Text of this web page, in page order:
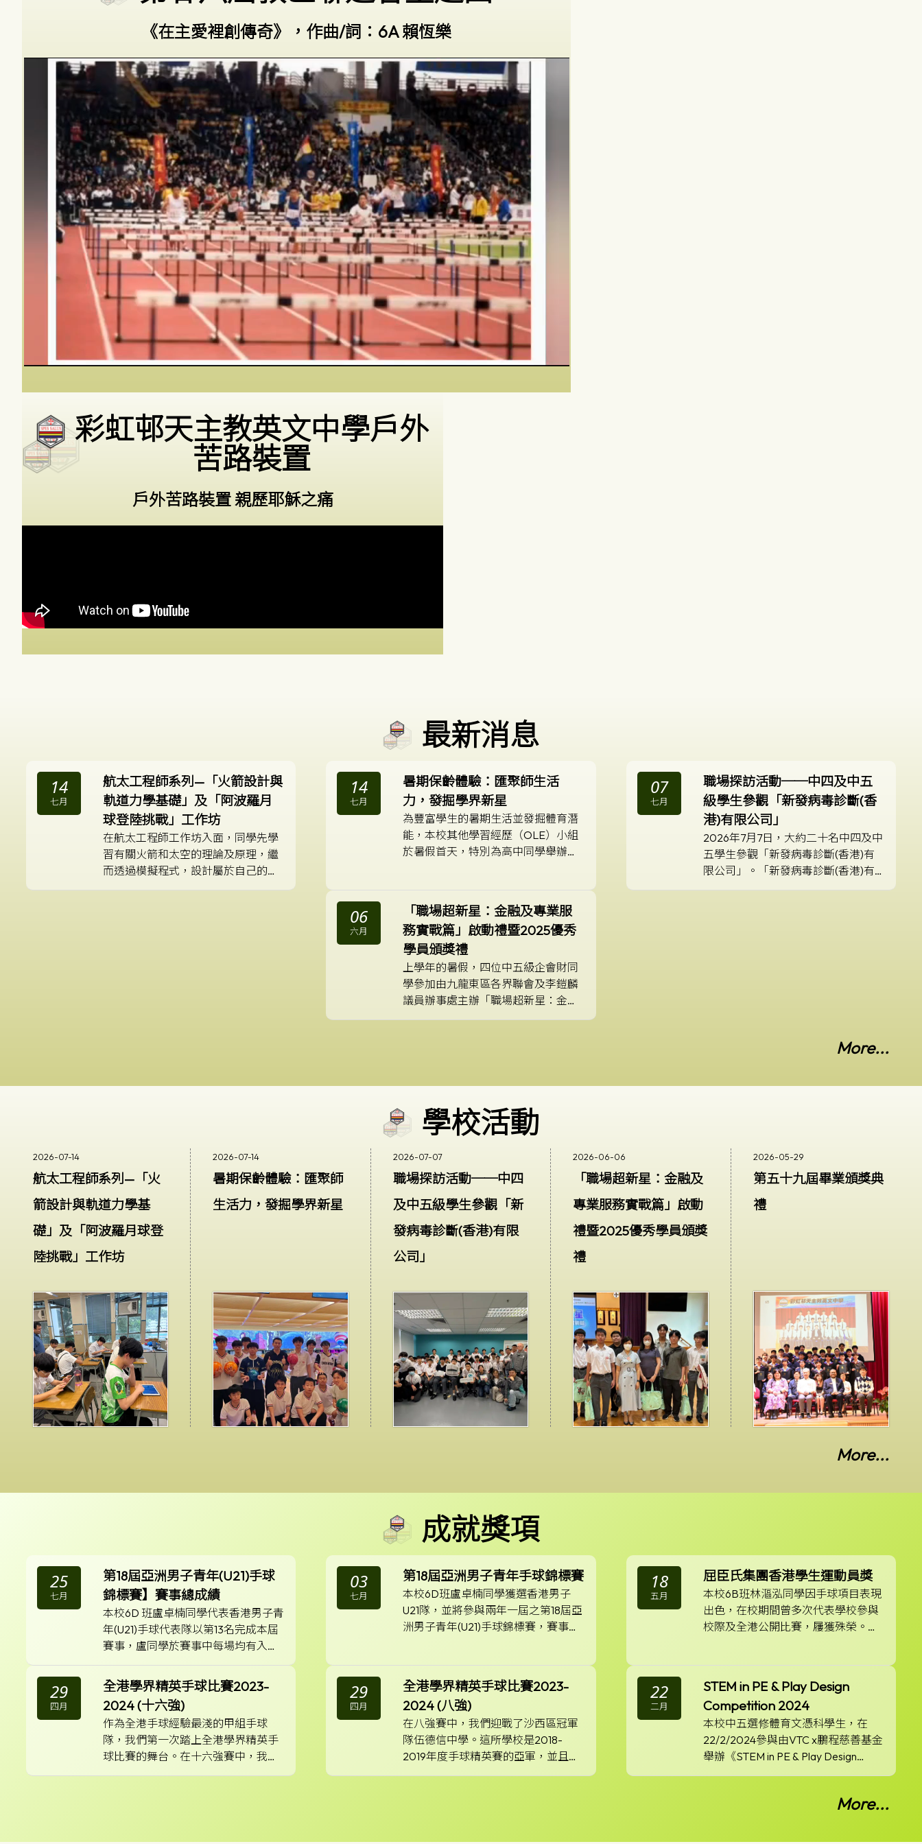
《在主愛裡創傳奇》，作曲/詞：6A 賴恆樂
彩虹邨天主教英文中學戶外
苦路裝置
戶外苦路裝置 親歷耶穌之痛
最新消息
14
七月
航太工程師系列—「火箭設計與
軌道力學基礎」及「阿波羅月
球登陸挑戰」工作坊
在航太工程師工作坊入面，同學先學
習有關火箭和太空的理論及原理，繼
而透過模擬程式，設計屬於自己的火
14
七月
暑期保齡體驗：匯聚師生活
力，發掘學界新星
為豐富學生的暑期生活並發掘體育潛
能，本校其他學習經歷（OLE）小組
於暑假首天，特別為高中同學舉辦了
07
七月
職場探訪活動──中四及中五
級學生參觀「新發病毒診斷(香
港)有限公司」
2026年7月7日，大約二十名中四及中
五學生參觀「新發病毒診斷(香港)有
限公司」。「新發病毒診斷(香港)有
06
六月
「職場超新星：金融及專業服
務實戰篇」啟動禮暨2025優秀
學員頒獎禮
上學年的暑假，四位中五級企會財同
學參加由九龍東區各界聯會及李鎧麟
議員辦事處主辦「職場超新星：金融
作觀察及互動問答，了解各部門的職
責與運作，幫助學生掌握實用技能，
並了解保險行業的最新發展議題。
More...
學校活動
2026-07-14
航太工程師系列—「火
箭設計與軌道力學基
礎」及「阿波羅月球登
陸挑戰」工作坊
2026-07-14
暑期保齡體驗：匯聚師
生活力，發掘學界新星
2026-07-07
職場探訪活動──中四
及中五級學生參觀「新
發病毒診斷(香港)有限
公司」
2026-06-06
「職場超新星：金融及
專業服務實戰篇」啟動
禮暨2025優秀學員頒獎
禮
2026-05-29
第五十九屆畢業頒獎典
禮
More...
成就獎項
25
七月
第18屆亞洲男子青年(U21)手球
錦標賽】賽事總成績
本校6D 班盧卓楠同學代表香港男子青
年(U21)手球代表隊以第13名完成本屆
賽事，盧同學於賽事中每場均有入
球，共入十一球，而其中於名次賽
中，港隊以一分之差惜敗印度，於賽
事中球員均獲得寶貴經驗，但港隊仍
表現出不屈不撓之精神，值得大家繼
續鼓勵及支持。
03
七月
第18屆亞洲男子青年手球錦標賽
本校6D班盧卓楠同學獲選香港男子
U21隊，並將參與兩年一屆之第18屆亞
洲男子青年(U21)手球錦標賽，賽事於
學於分組將有機會對戰巴林及沙地阿
拉伯，希望盧卓楠同學能繼續努力，
為香港爭光。
18
五月
屈臣氏集團香港學生運動員獎
本校6B班林漚泓同學因手球項目表現
出色，在校期間曾多次代表學校參與
校際及全港公開比賽，屨獲殊榮。今
會，最後為香港隊奪得全國第八名。
而在對陣山西太原隊之比賽中取得當
場最有價值球員（MVP）。經過校方
推薦及「屈臣氏集團香港學生運動員
獎」之顧問委員審核後，林漚泓同學
獲選為2023-2024年度「屈臣氏集團
29
四月
全港學界精英手球比賽2023-
2024 (十六強)
作為全港手球經驗最淺的甲組手球
隊，我們第一次踏上全港學界精英手
球比賽的舞台。在十六強賽中，我們
迎戰了港九區第一組別球隊英皇書
決勝，以4：1的成績勝出比賽。
29
四月
全港學界精英手球比賽2023-
2024 (八強)
在八強賽中，我們迎戰了沙西區冠軍
隊伍德信中學。這所學校是2018-
2019年度手球精英賽的亞軍，並且是
精英賽的常客。欠缺大賽經驗的彩
平局結束。在下半場，彩天展現出了
對於一支只成立了十八個月的手球隊
夠為彩天帶來正面的影響，讓更多人
22
二月
STEM in PE & Play Design
Competition 2024
本校中五選修體育文憑科學生，在
22/2/2024參與由VTC x鵬程慈善基金
舉辦《STEM in PE & Play Design
Competition》中學組，喜獲兩項殊
愛設計大獎冠軍」。而陳文傑老師則
More...